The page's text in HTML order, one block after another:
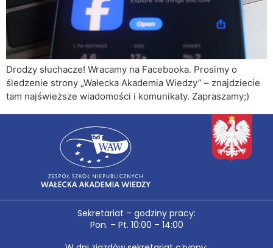
Drodzy słuchacze! Wracamy na Facebooka. Prosimy o
śledzenie strony „Wałecka Akademia Wiedzy” – znajdziecie
tam najświeższe wiadomości i komunikaty. Zapraszamy;)
Sekretariat – godziny pracy:
Pon. – Pt. 10:00 – 14:00